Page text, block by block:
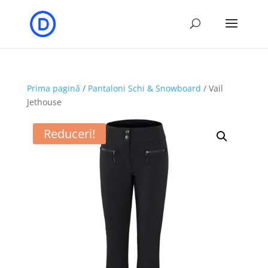
Prima pagină / Pantaloni Schi & Snowboard / Vail
Jethouse
Reduceri!